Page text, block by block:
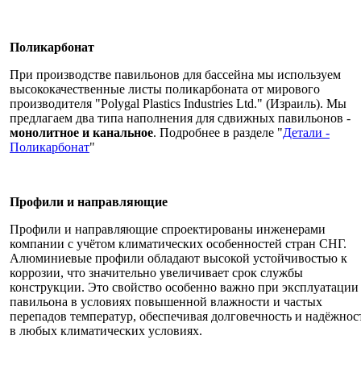
Поликарбонат
При производстве павильонов для бассейна мы используем
высококачественные листы поликарбоната от мирового
производителя "Polygal Plastics Industries Ltd." (Израиль). Мы
предлагаем два типа наполнения для сдвижных павильонов -
монолитное и канальное. Подробнее в разделе "Детали -
Поликарбонат"
Профили и направляющие
Профили и направляющие спроектированы инженерами
компании с учётом климатических особенностей стран СНГ.
Алюминиевые профили обладают высокой устойчивостью к
коррозии, что значительно увеличивает срок службы
конструкции. Это свойство особенно важно при эксплуатации
павильона в условиях повышенной влажности и частых
перепадов температур, обеспечивая долговечность и
в любых климатических условиях.